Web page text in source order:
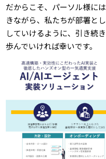
だからこそ、パーソル様に
きながら、私たちが部署と
していけるように、引き続
歩んでいければ幸いです。